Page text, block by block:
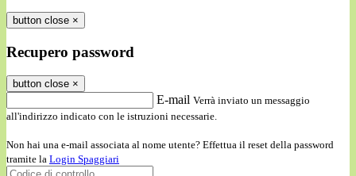
button close ×
Recupero password
button close ×
E-mail Verrà inviato un messaggio
all'indirizzo indicato con le istruzioni necessarie.
Non hai una e-mail associata al nome utente? Effettua il reset della password
tramite la Login Spaggiari